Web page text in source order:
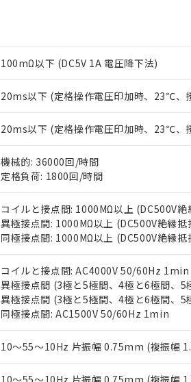
100mΩ以下 (DC5V 1A 電圧降下法)
20ms以下 (定格操作電圧印加時、23℃、
20ms以下 (定格操作電圧印加時、23℃、
機械的: 36000回/時間
定格負荷: 1800回/時間
コイルと接点間: 1000MΩ以上 (DC500V絶
異極接点間: 1000MΩ以上 (DC500V絶縁抵
同極接点間: 1000MΩ以上 (DC500V絶縁抵
コイルと接点間: AC4000V 50/60Hz 1min
異極接点間 (3極と5極間、4極と6極間、
異極接点間 (3極と5極間、4極と6極間、
同極接点間: AC1500V 50/60Hz 1min
10～55～10Hz 片振幅 0.75mm (複振幅
10～55～10Hz 片振幅 0.75mm (複振幅
本サービスは、当
くものです。
当社制御機器事業
のであり、閲覧
い。
正式な納期状況お
在庫状況および標
す。
マイパーツ機能（
ている必要があり
お客様が当ウェブ
が、当社の製品・
さい。
※当社の共同利用
いる法人を指しま
*EU RoHS指令（10物質）：
フタル酸ビス(2-エチルヘキシ
ル（DBP） 1000ppm以下、フ
但し、RoHS指令で産業用監視
フタル酸エステル類の４物質に
※2 対応予定月
部品在庫の切り替え状
※3 非含有証明書ダ
下記の非含有証明書を
EU RoHS指令（10物質
51物質の非含有証明書
また、RoHS指令のフ
混在することから備考
「○」：最大均質材料含
「×」：最大均質材料含
「－」：未確認です。
*中国RoHS10物質の基準値
Pb(鉛) :1000ppm、 Hg(水銀) :
Cr(Ⅵ)(六価クロム) : 1000ppm
DBP(フタル酸ジブチル) :
DEHP(フタル酸ビス(2-エチル
※2 環境保護使用期限
「ｅ」：有害物質（10
「10」：通常の使用状
味します。
「－」：未確認です。
当社は、これら貴
う）を輸出または
などの必要な手続
ます。
当社は貴社製品を
たしません。
号
○ 一定数以上の
△
機器販売店・
空
受注生産機種